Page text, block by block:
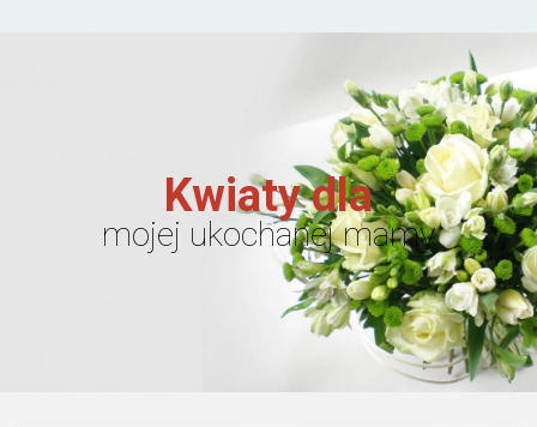
Kwiaty dla
mojej ukochanej mamy